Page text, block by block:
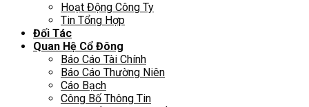
Hoạt Động Công Ty
Tin Tổng Hợp
Đối Tác
Quan Hệ Cổ Đông
Báo Cáo Tài Chính
Báo Cáo Thường Niên
Cáo Bạch
Công Bố Thông Tin